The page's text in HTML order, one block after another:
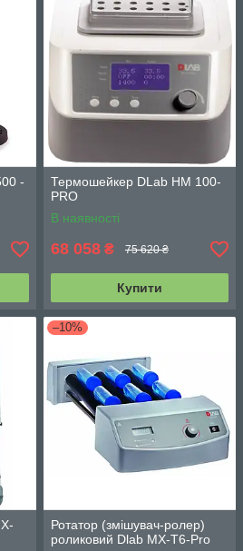
-
Термошейкер DLab HM 100-
PRO
В наявності
68 058 ₴ 75 620 ₴
Купити
–10%
Ротатор (змішувач-ролер)
роликовий Dlab MX-T6-Pro